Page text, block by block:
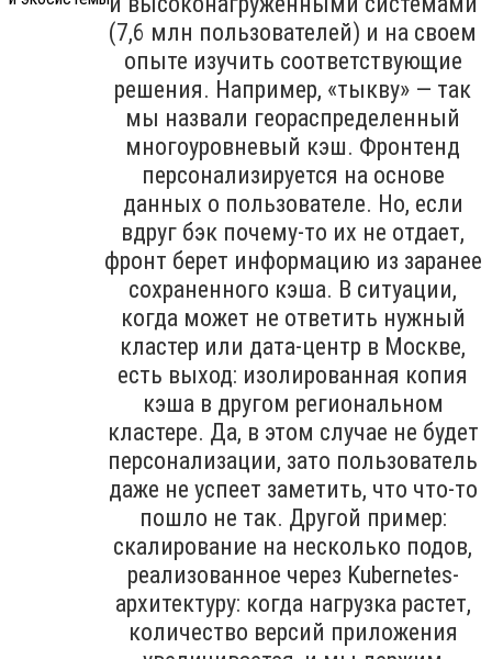
(7,6 млн пользователей) и на своем
опыте изучить соответствующие
решения. Например, «тыкву» — так
мы назвали геораспределенный
многоуровневый кэш. Фронтенд
персонализируется на основе
данных о пользователе. Но, если
вдруг бэк почему-то их не отдает,
фронт берет информацию из заранее
сохраненного кэша. В ситуации,
когда может не ответить нужный
кластер или дата-центр в Москве,
есть выход: изолированная копия
кэша в другом региональном
кластере. Да, в этом случае не будет
персонализации, зато пользователь
даже не успеет заметить, что что-то
пошло не так. Другой пример:
скалирование на несколько подов,
реализованное через Kubernetes-
архитектуру: когда нагрузка растет,
количество версий приложения